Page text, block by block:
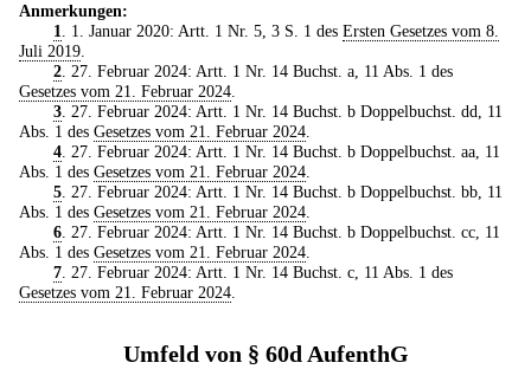
Anmerkungen:
1
. 1. Januar 2020: Artt. 1 Nr. 5, 3 S. 1 des Ersten Gesetzes vom 8.
Juli 2019
2. 27. Februar 2024: Artt. 1 Nr. 14 Buchst. a, 11 Abs. 1 des
Gesetzes vom 21. Februar 2024
3. 27. Februar 2024: Artt. 1 Nr. 14 Buchst. b Doppelbuchst. dd, 11
Abs. 1 des Gesetzes vom 21. Februar 2024
4. 27. Februar 2024: Artt. 1 Nr. 14 Buchst. b Doppelbuchst. aa, 11
Abs. 1 des Gesetzes vom 21. Februar 2024
5. 27. Februar 2024: Artt. 1 Nr. 14 Buchst. b Doppelbuchst. bb, 11
Abs. 1 des Gesetzes vom 21. Februar 2024
6. 27. Februar 2024: Artt. 1 Nr. 14 Buchst. b Doppelbuchst. cc, 11
Abs. 1 des Gesetzes vom 21. Februar 2024
7. 27. Februar 2024: Artt. 1 Nr. 14 Buchst. c, 11 Abs. 1 des
Gesetzes vom 21. Februar 2024
Umfeld von § 60d AufenthG